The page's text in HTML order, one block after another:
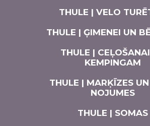
THULE | VELO
THULE | ĢIMENEI UN
THULE |
KEMPINGAM
THULE | MARĶĪZES
NOJUMES
THULE | SOMAS